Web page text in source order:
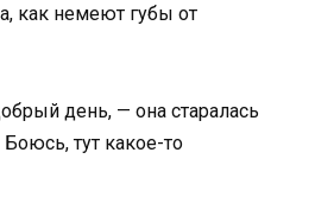
как немеют губы от
день, — она старалась
тут какое-то